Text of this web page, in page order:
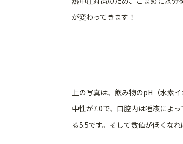
が変わってきます！
上の写真は、飲み物のpH（水素イ
中性が7.0で、口腔内は唾液によ
る5.5です。そして数値が低くな